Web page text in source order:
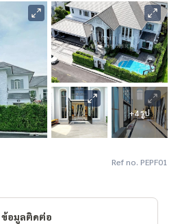
+4 รูป
Ref no. PEPF01
ข้อมูลติดต่อ